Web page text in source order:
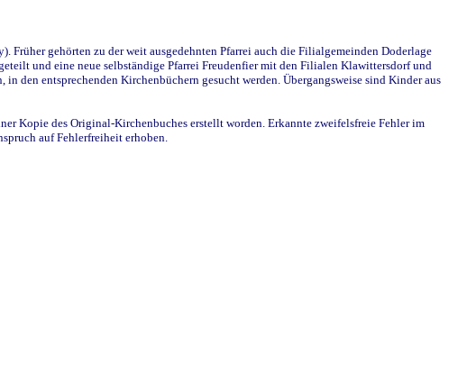
gehörten zu der weit ausgedehnten Pfarrei auch die Filialgemeinden Doderlage
und eine neue selbständige Pfarrei Freudenfier mit den Filialen Klawittersdorf und
den entsprechenden Kirchenbüchern gesucht werden. Übergangsweise sind Kinder aus
Kopie des Original-Kirchenbuches erstellt worden. Erkannte zweifelsfreie Fehler im
auf Fehlerfreiheit erhoben.